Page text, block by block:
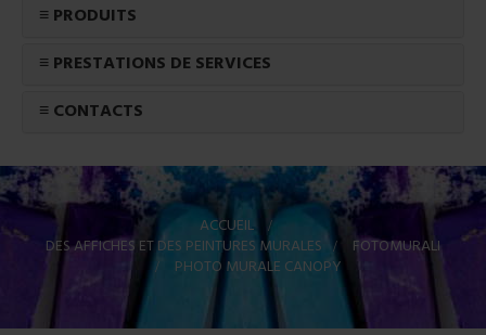
≡ PRODUITS
≡ PRESTATIONS DE SERVICES
≡ CONTACTS
ACCUEIL >
DES AFFICHES ET DES PEINTURES MURALES >
FOTOMURALI
>
PHOTO MURALE CANOPY